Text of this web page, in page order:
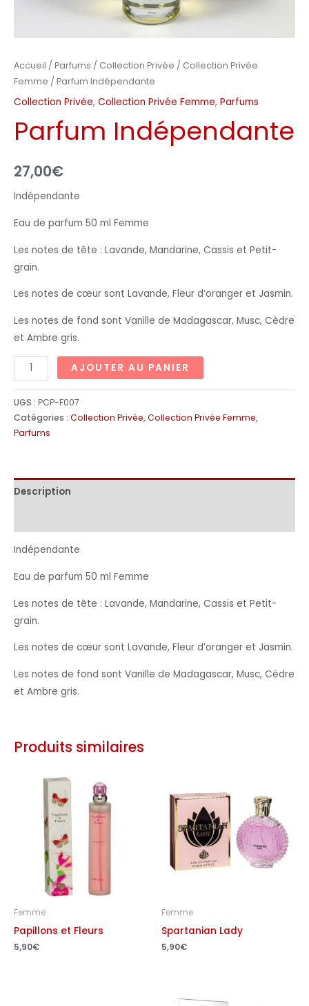
Accueil / Parfums / Collection Privée / Collection Privée
Femme / Parfum Indépendante
Collection Privée, Collection Privée Femme, Parfums
Parfum Indépendante
27,00€
Indépendante
Eau de parfum 50 ml Femme
Les notes de tête : Lavande, Mandarine, Cassis et Petit-
grain.
Les notes de cœur sont Lavande, Fleur d’oranger et Jasmin.
Les notes de fond sont Vanille de Madagascar, Musc, Cèdre
et Ambre gris.
AJOUTER AU PANIER
UGS : PCP-F007
Catégories : Collection Privée,Collection Privée Femme,
Parfums
Description
Indépendante
Eau de parfum 50 ml Femme
Les notes de tête : Lavande, Mandarine, Cassis et Petit-
grain.
Les notes de cœur sont Lavande, Fleur d’oranger et Jasmin.
Les notes de fond sont Vanille de Madagascar, Musc, Cèdre
et Ambre gris.
Produits similaires
Femme
Papillons et Fleurs
5,90€
Femme
Spartanian Lady
5,90€